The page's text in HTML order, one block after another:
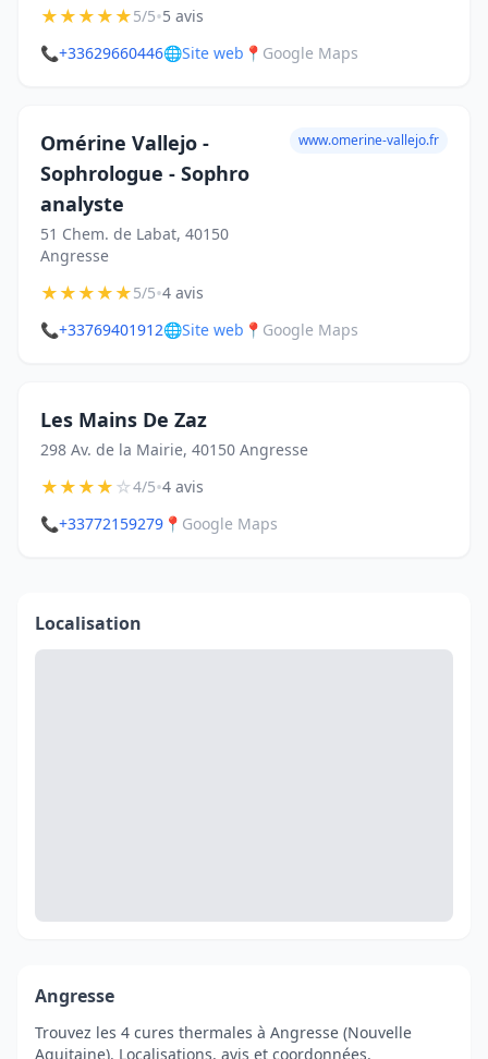
★★★★★5/5•5 avis
📞+33629660446🌐Site web 📍 Google Maps
Omérine Vallejo -
Sophrologue - Sophro
analyste
51 Chem. de Labat, 40150
Angresse
www.omerine-vallejo.fr
★★★★★5/5•4 avis
📞+33769401912🌐Site web 📍 Google Maps
Les Mains De Zaz
298 Av. de la Mairie, 40150 Angresse
★★★★☆4/5•4 avis
📞+33772159279 📍 Google Maps
Localisation
Angresse
Trouvez les 4 cures thermales à Angresse (Nouvelle
Aquitaine). Localisations, avis et coordonnées.